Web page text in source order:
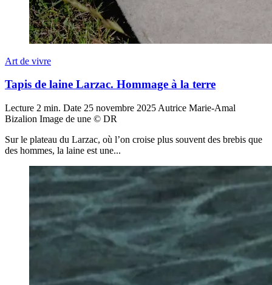
Art de vivre
Tapis de laine Larzac. Hommage à la terre
Lecture 2 min. Date 25 novembre 2025 Autrice Marie-Amal
Bizalion Image de une © DR
Sur le plateau du Larzac, où l’on croise plus souvent des brebis que
des hommes, la laine est une...